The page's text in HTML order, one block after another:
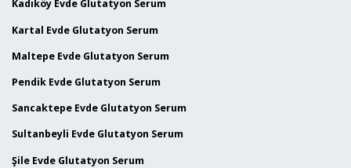
Kadıköy Evde Glutatyon Serum
Kartal Evde Glutatyon Serum
Maltepe Evde Glutatyon Serum
Pendik Evde Glutatyon Serum
Sancaktepe Evde Glutatyon Serum
Sultanbeyli Evde Glutatyon Serum
Şile Evde Glutatyon Serum